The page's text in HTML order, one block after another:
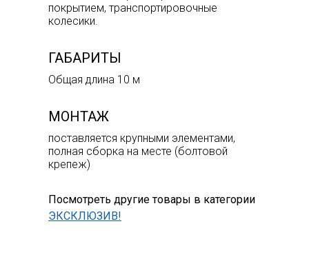
покрытием, транспортировочные
колесики.
ГАБАРИТЫ
Общая длина 10 м
МОНТАЖ
поставляется крупными элементами,
полная сборка на месте (болтовой
крепеж)
Посмотреть другие товары в категории
ЭКСКЛЮЗИВ!